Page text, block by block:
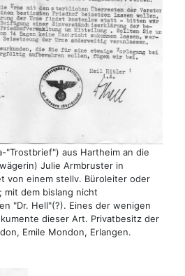
"Trostbrief") aus Hartheim an die
Julie Armbruster in
von einem stellv. Büroleiter oder
mit dem bislang nicht
"Dr. Hell"(?). Eines der wenigen
dieser Art. Privatbesitz der
Emile Mondon, Erlangen.